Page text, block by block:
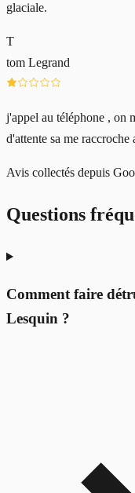
glaciale.
T
tom Legrand
j'appel au téléphone , on
d'attente sa me
Avis collectés depuis
Questions
Comment faire
Lesquin ?